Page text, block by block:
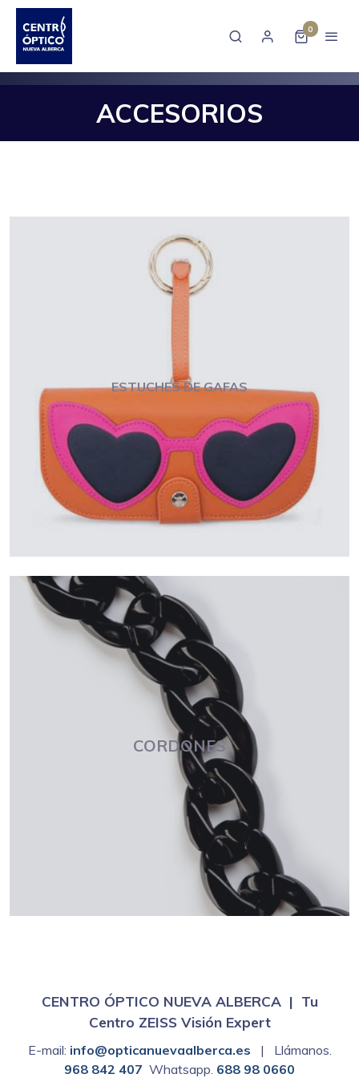
0
ACCESORIOS
ESTUCHES DE GAFAS
CORDONES
CENTRO ÓPTICO NUEVA ALBERCA | Tu
Centro ZEISS Visión Expert
E-mail: info@opticanuevaalberca.es
| Llámanos.
968 842 407 Whatsapp. 688 98 0660